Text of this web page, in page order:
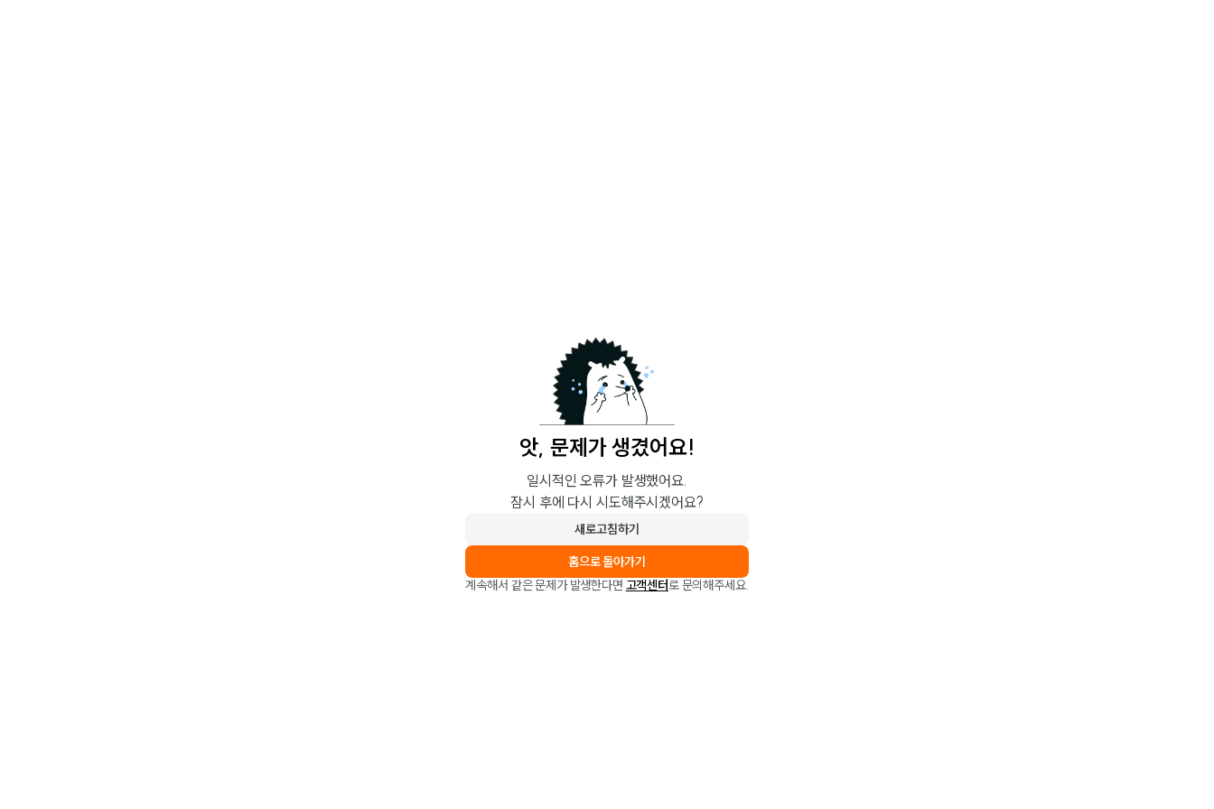
앗, 문제가 생겼어요!
일시적인 오류가 발생했어요.
잠시 후에 다시 시도해주시겠어요?
새로고침하기
홈으로 돌아가기
계속해서 같은 문제가 발생한다면 고객센터로 문의해주세요.